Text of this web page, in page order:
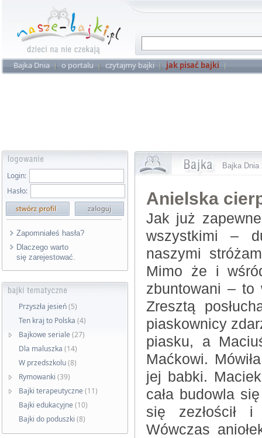
Bajka Dnia o portalu czytajmy bajki jak pisać bajki
Login:
Hasło:
Zapomniałeś hasła?
Dlaczego warto
się zarejestować.
Przyszła jesień(5)
Ten kraj to Polska (4)
Bajkowe seriale (27)
Dla maluszka (14)
W przedszkolu(8)
Rymowanki (39)
Bajki terapeutyczne (11)
Bajki edukacyjne (10)
Bajki do poduszki (8)
Bajka Dnia
Anielska
Jak już
wszystkimi –
naszymi
Mimo że i
zbuntowani – to
Zresztą
piaskownicy
piasku, a
Maćkowi.
jej babki.
cała budowla
się zezłościł
Wówczas